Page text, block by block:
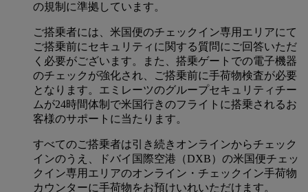
の規制に準拠しています。
ご搭乗者には、米国便のチェックイン専用エリアにて
ご搭乗前にセキュリティに関する質問にご回答いただ
く必要がございます。また、搭乗ゲートでの電子機器
のチェックが強化され、ご搭乗前に手荷物検査が必要
となります。エミレーツのグループセキュリティチー
ムが24時間体制で米国行きのフライトに搭乗されるお
客様のサポートに当たります。
すべてのご搭乗者は引き続きオンラインからチェック
インのうえ、ドバイ国際空港（DXB）の米国便チェッ
クイン専用エリアのオンライン・チェックイン手荷物
カウンターに手荷物をお預けいれいただけます。